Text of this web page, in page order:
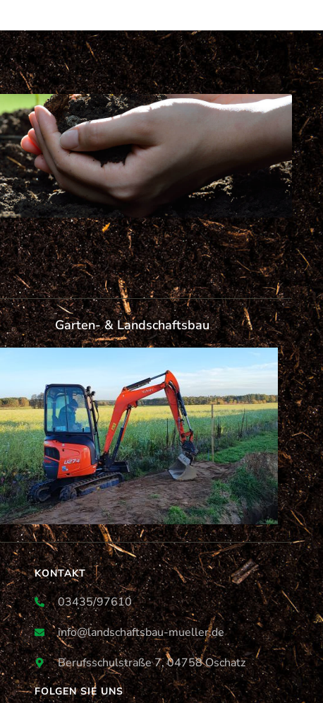
Garten- & Landschaftsbau
KONTAKT
03435/97610
info@landschaftsbau-mueller.de
Berufsschulstraße 7, 04758 Oschatz
FOLGEN SIE UNS